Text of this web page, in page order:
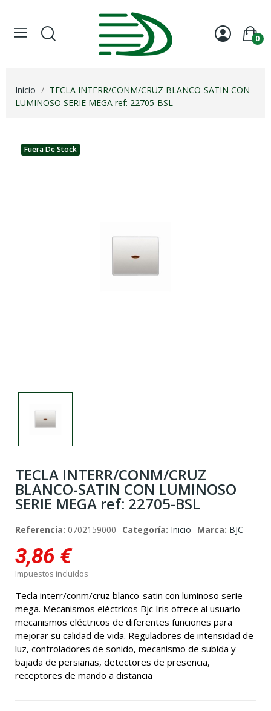
0
Inicio
TECLA INTERR/CONM/CRUZ BLANCO-SATIN CON
LUMINOSO SERIE MEGA ref: 22705-BSL
Fuera De Stock
TECLA INTERR/CONM/CRUZ
BLANCO-SATIN CON LUMINOSO
SERIE MEGA ref: 22705-BSL
Referencia: 0702159000 Categoría: Inicio Marca: BJC
3,86 €
Impuestos incluidos
Tecla interr/conm/cruz blanco-satin con luminoso serie
mega. Mecanismos eléctricos Bjc Iris ofrece al usuario
mecanismos eléctricos de diferentes funciones para
mejorar su calidad de vida. Reguladores de intensidad de
luz, controladores de sonido, mecanismo de subida y
bajada de persianas, detectores de presencia,
receptores de mando a distancia